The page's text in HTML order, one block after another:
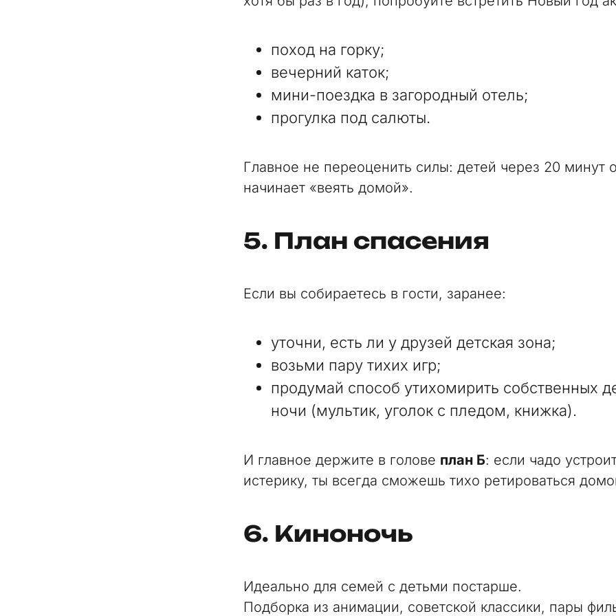
поход на горку;
вечерний каток;
мини-поездка в загородный отель;
прогулка под салюты.
Главное не переоценить силы: детей через 20 минут
начинает «веять домой».
5. План спасения
Если вы собираетесь в гости, заранее:
уточни, есть ли у друзей детская зона;
возьми пару тихих игр;
продумай способ утихомирить собственных
ночи (мультик, уголок с пледом, книжка).
И главное держите в голове план Б: если чадо
истерику, ты всегда сможешь тихо ретироваться
6. Киноночь
Идеально для семей с детьми постарше.
Подборка из анимации, советской классики, пары